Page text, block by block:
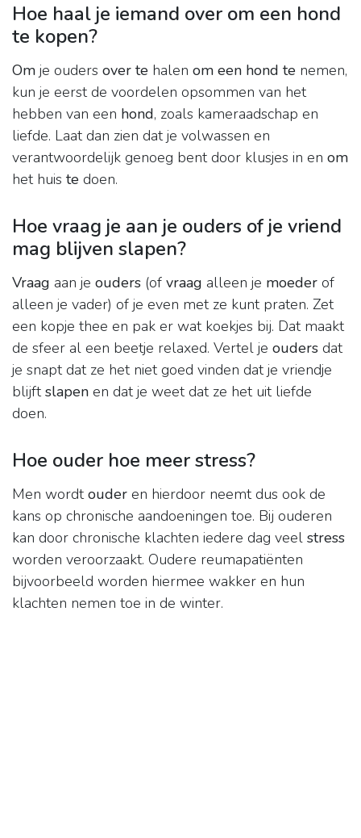
Hoe haal je iemand over om een hond
te kopen?
Om je ouders over te halen om een hond te nemen,
kun je eerst de voordelen opsommen van het
hebben van een hond, zoals kameraadschap en
liefde. Laat dan zien dat je volwassen en
verantwoordelijk genoeg bent door klusjes in en om
het huis te doen.
Hoe vraag je aan je ouders of je vriend
mag blijven slapen?
Vraag aan je ouders (of vraag alleen je moeder of
alleen je vader) of je even met ze kunt praten. Zet
een kopje thee en pak er wat koekjes bij. Dat maakt
de sfeer al een beetje relaxed. Vertel je ouders dat
je snapt dat ze het niet goed vinden dat je vriendje
blijftslapen en dat je weet dat ze het uit liefde
doen.
Hoe ouder hoe meer stress?
Men wordtouder en hierdoor neemt dus ook de
kans op chronische aandoeningen toe. Bij ouderen
kan door chronische klachten iedere dag veel stress
worden veroorzaakt. Oudere reumapatiënten
bijvoorbeeld worden hiermee wakker en hun
klachten nemen toe in de winter.